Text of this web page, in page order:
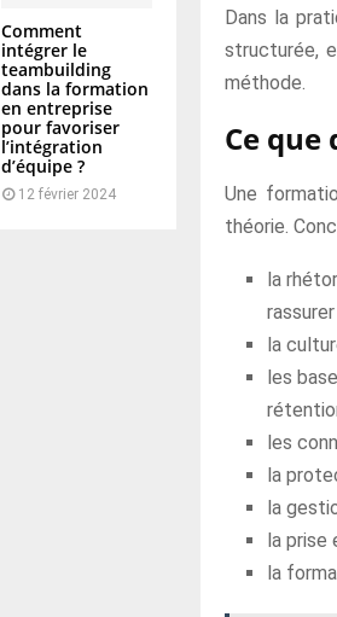
Dans la
structurée,
méthode.
Ce
Une
théorie.
la
rassurer
la
les
les
la
la
la prise
la
Comment
intégrer le
teambuilding
dans la formation
en entreprise
pour favoriser
l’intégration
d’équipe ?
12 février 2024